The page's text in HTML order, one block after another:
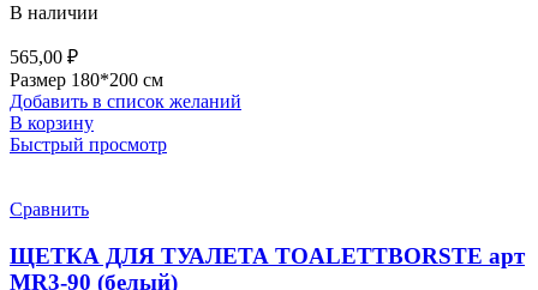
В наличии
565,00 ₽
Размер 180*200 см
Добавить в список желаний
В корзину
Быстрый просмотр
Сравнить
ЩЕТКА ДЛЯ ТУАЛЕТА TOALETTBORSTE арт
MR3-90 (белый)